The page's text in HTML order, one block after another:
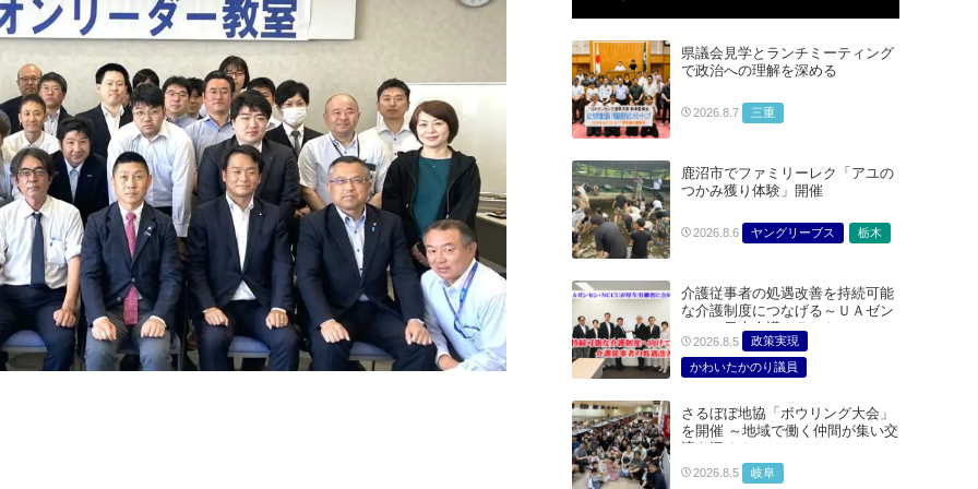
県議会見学とランチミーティング
で政治への理解を深める
2026.8.7 三重
鹿沼市でファミリーレク「アユの
つかみ獲り体験」開催
2026.8.6 ヤングリーブス 栃木
介護従事者の処遇改善を持続可能
な介護制度につなげる～ＵＡゼン
セン・日本介護クラフトユニオン
合同で厚生労働省に対する要請を
実施～
2026.8.5
政策実現
かわいたかのり議員
どうごみまきこ議員
総合サービス部門
医療・介護・福祉部会
さるぼぼ地協「ボウリング大会」
を開催 ～地域で働く仲間が集い交
流を深める～
2026.8.5 岐阜